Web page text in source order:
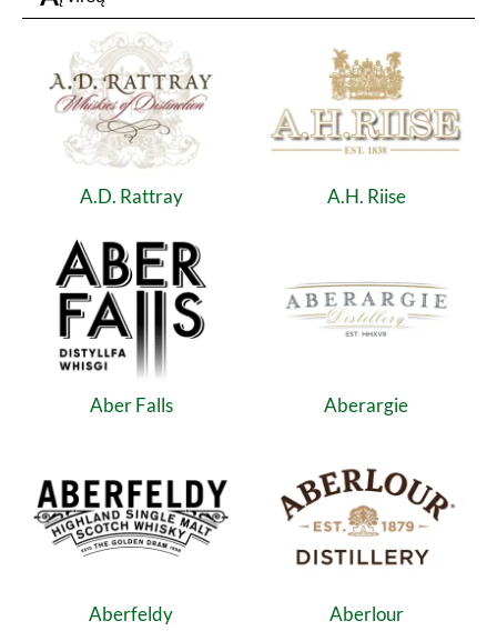
A.D. Rattray A.H. Riise
Aber Falls Aberargie
Aberfeldy Aberlour